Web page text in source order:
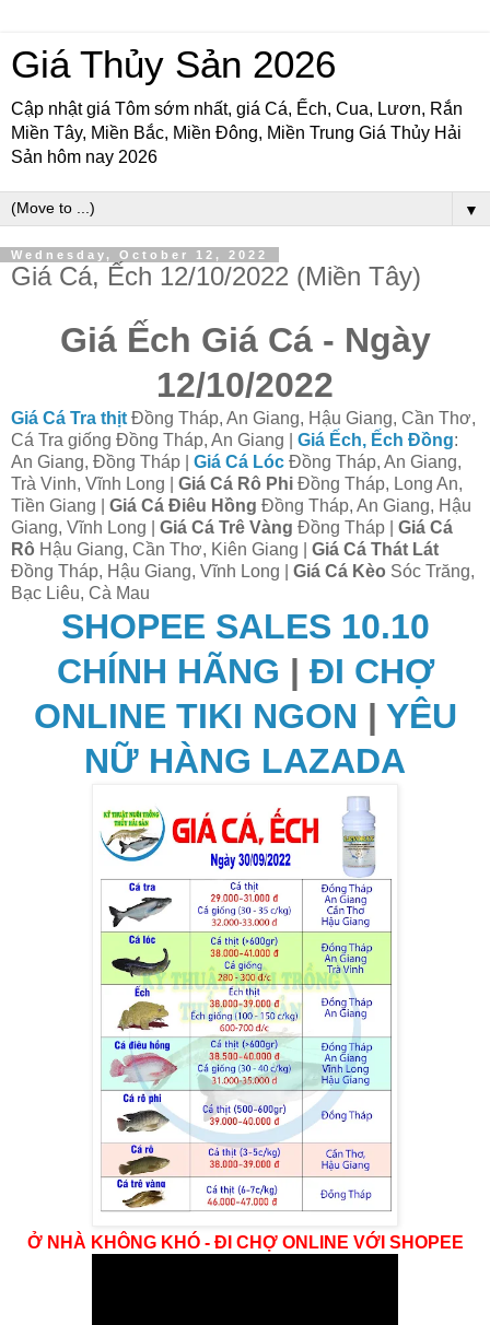
Giá Thủy Sản 2026
Cập nhật giá Tôm sớm nhất, giá Cá, Ếch, Cua, Lươn, Rắn
Miền Tây, Miền Bắc, Miền Đông, Miền Trung Giá Thủy Hải
Sản hôm nay 2026
▼
Wednesday, October 12, 2022
Giá Cá, Ếch 12/10/2022 (Miền Tây)
Giá Ếch Giá Cá - Ngày
12/10/2022
Giá Cá Tra thịt Đồng Tháp, An Giang, Hậu Giang, Cần Thơ,
Cá Tra giống Đồng Tháp, An Giang | Giá Ếch, Ếch Đồng:
An Giang, Đồng Tháp | Giá Cá Lóc Đồng Tháp, An Giang,
Trà Vinh, Vĩnh Long | Giá Cá Rô Phi Đồng Tháp, Long An,
Tiền Giang | Giá Cá Điêu Hồng Đồng Tháp, An Giang, Hậu
Giang, Vĩnh Long | Giá Cá Trê Vàng Đồng Tháp | Giá Cá
Rô Hậu Giang, Cần Thơ, Kiên Giang | Giá Cá Thát Lát
Đồng Tháp, Hậu Giang, Vĩnh Long | Giá Cá Kèo Sóc Trăng,
Bạc Liêu, Cà Mau
SHOPEE SALES 10.10
CHÍNH HÃNG | ĐI CHỢ
ONLINE TIKI NGON | YÊU
NỮ HÀNG LAZADA
Ở NHÀ KHÔNG KHÓ - ĐI CHỢ ONLINE VỚI SHOPEE